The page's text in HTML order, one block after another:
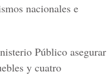
nacionales e
Público asegurar
y cuatro